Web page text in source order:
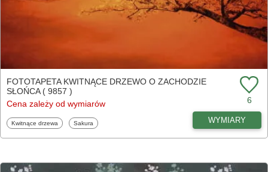
FOTOTAPETA KWITNĄCE DRZEWO O ZACHODZIE
SŁOŃCA ( 9857 )
Cena zależy od wymiarów
6
Fototapety
Kwitnące drzewa Fototapety
Sakura WYMIARY